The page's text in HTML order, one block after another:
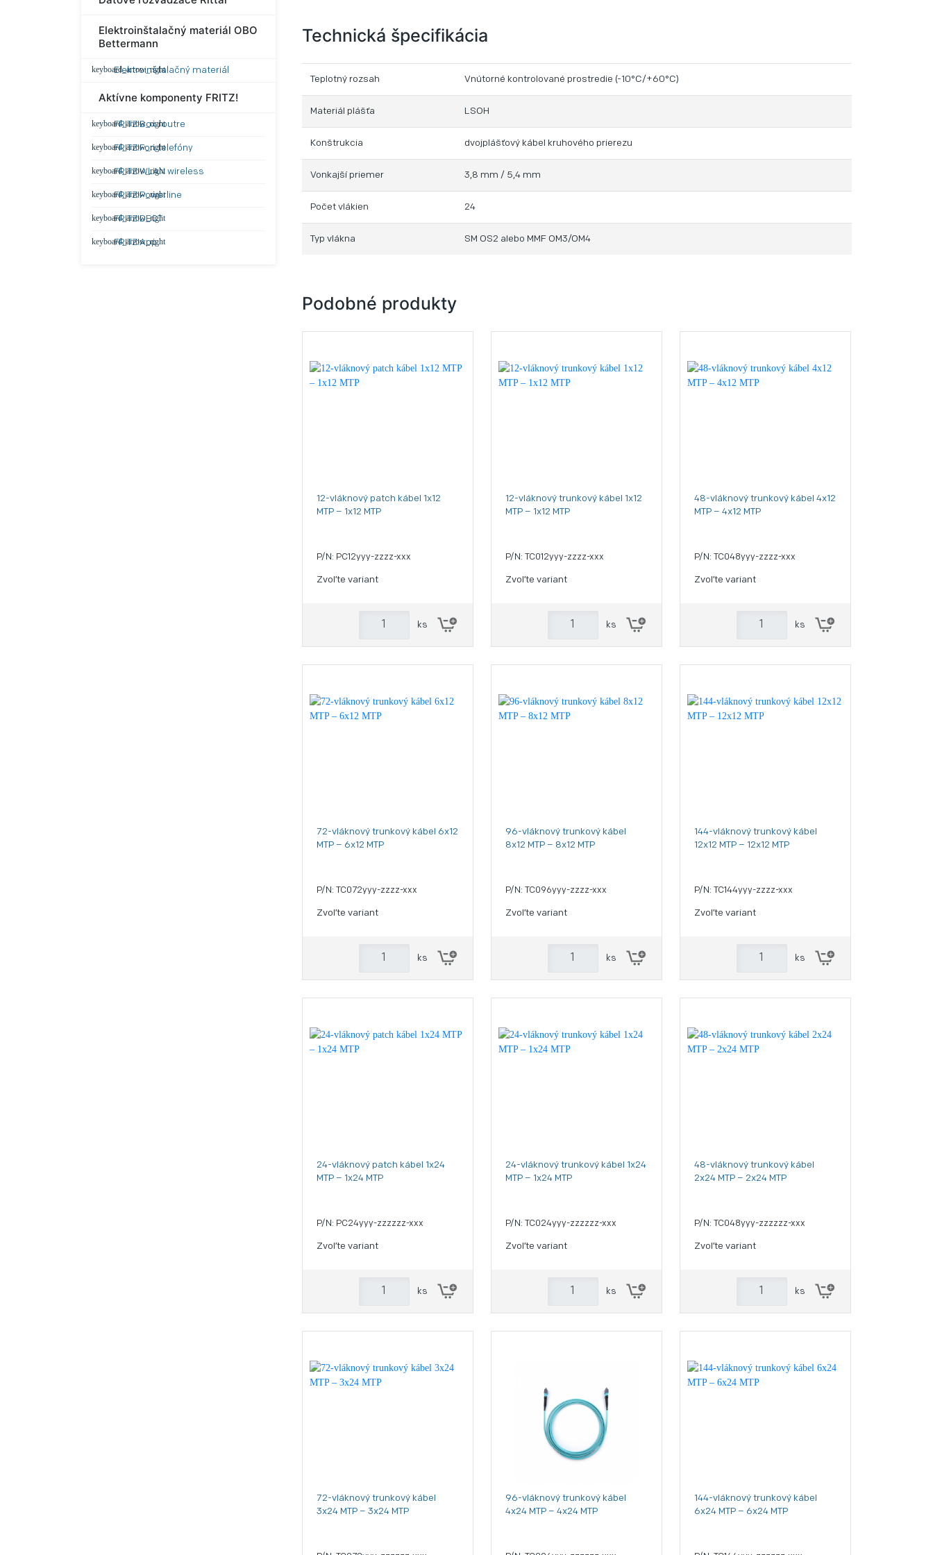
Elektroinštalačný materiál OBO
Bettermann
Elektroinštalačný materiál
Aktívne komponenty FRITZ!
FRITZ!Box routre
FRITZ!Fon telefóny
FRITZ!WLAN wireless
FRITZ!Powerline
FRITZ!DECT
FRITZ!App
Technická špecifikácia
Teplotný rozsah Vnútorné kontrolované prostredie (-10°C/+60°C)
Materiál plášťa LSOH
Konštrukcia dvojplášťový kábel kruhového prierezu
Vonkajší priemer 3,8 mm / 5,4 mm
Počet vlákien 24
Typ vlákna SM OS2 alebo MMF OM3/OM4
Podobné produkty
12-vláknový patch kábel 1x12
MTP – 1x12 MTP
P/N: PC12yyy-zzzz-xxx
Zvoľte variant
ks
12-vláknový trunkový kábel 1x12
MTP – 1x12 MTP
P/N: TC012yyy-zzzz-xxx
Zvoľte variant
ks
48-vláknový trunkový kábel 4x12
MTP – 4x12 MTP
P/N: TC048yyy-zzzz-xxx
Zvoľte variant
ks
72-vláknový trunkový kábel 6x12
MTP – 6x12 MTP
P/N: TC072yyy-zzzz-xxx
Zvoľte variant
ks
96-vláknový trunkový kábel
8x12 MTP – 8x12 MTP
P/N: TC096yyy-zzzz-xxx
Zvoľte variant
ks
144-vláknový trunkový kábel
12x12 MTP – 12x12 MTP
P/N: TC144yyy-zzzz-xxx
Zvoľte variant
ks
24-vláknový patch kábel 1x24
MTP – 1x24 MTP
P/N: PC24yyy-zzzzzz-xxx
Zvoľte variant
ks
24-vláknový trunkový kábel 1x24
MTP – 1x24 MTP
P/N: TC024yyy-zzzzzz-xxx
Zvoľte variant
ks
48-vláknový trunkový kábel
2x24 MTP – 2x24 MTP
P/N: TC048yyy-zzzzzz-xxx
Zvoľte variant
ks
72-vláknový trunkový kábel
3x24 MTP – 3x24 MTP
96-vláknový trunkový kábel
4x24 MTP – 4x24 MTP
144-vláknový trunkový kábel
6x24 MTP – 6x24 MTP